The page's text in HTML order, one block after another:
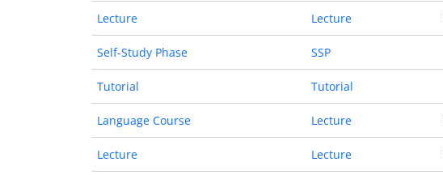
Lecture Lecture
Self-Study Phase SSP
Tutorial Tutorial
Language Course Lecture
Lecture Lecture